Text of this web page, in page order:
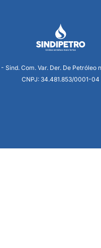
Sind. Com. Var. Der. De Petróleo
CNPJ: 34.481.853/0001-04